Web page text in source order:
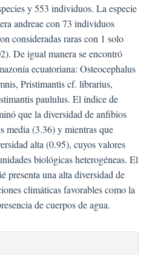
y 553 individuos. La especie
andreae con 73 individuos
consideradas raras con 1 solo
De igual manera se encontró
ecuatoriana: Osteocephalus
Pristimantis cf. librarius,
paululus. El índice de
que la diversidad de anfibios
media (3.36) y mientras que
alta (0.95), cuyos valores
biológicas heterogéneas. El
presenta una alta diversidad de
climáticas favorables como la
de cuerpos de agua.